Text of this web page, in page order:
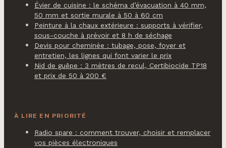
Évier de cuisine : le schéma d’évacuation à 40 mm,
50 mm et sortie murale à 50 à 60 cm
Peinture à la chaux extérieure : supports à vérifier,
sous-couche à prévoir et 8 h de séchage
Devis pour cheminée : tubage, pose, foyer et
entretien, les lignes qui font varier le prix
Nid de guêpe : 3 mètres de recul, Certibiocide TP18
et prix de 50 à 200 €
À LIRE EN PRIORITÉ
Radio spare : comment trouver, choisir et remplacer
vos pièces électroniques